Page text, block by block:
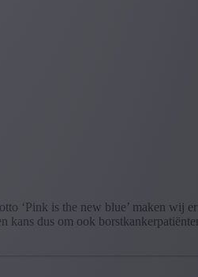
‘Pink is the new blue’ maken wij
dus om ook